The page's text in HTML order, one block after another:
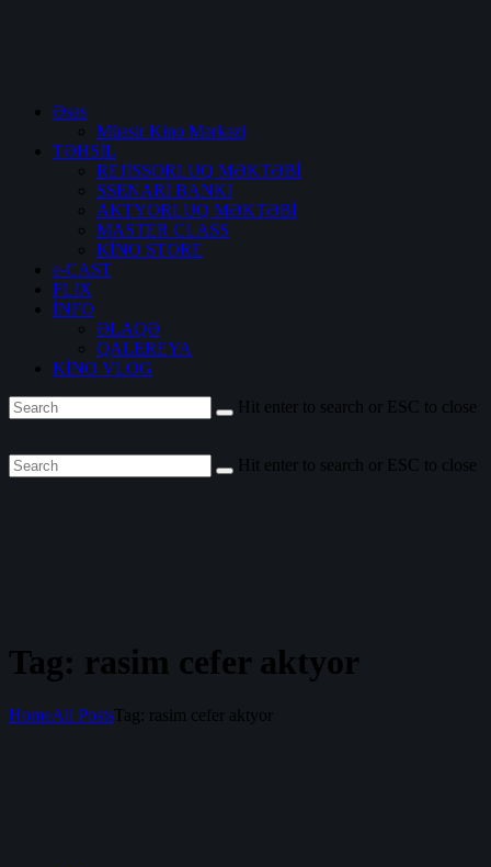
Əsas
Müasir Kino Mərkəzi
TƏHSİL
REJİSSORLUQ MƏKTƏBİ
SSENARİ BANKI
AKTYORLUQ MƏKTƏBİ
MASTER CLASS
KİNO STORE
e-CAST
FLIX
İNFO
ƏLAQƏ
QALEREYA
KİNO VLOG
Hit enter to search or ESC to close
Hit enter to search or ESC to close
Tag: rasim cefer aktyor
HomeAll Posts Tag: rasim cefer aktyor